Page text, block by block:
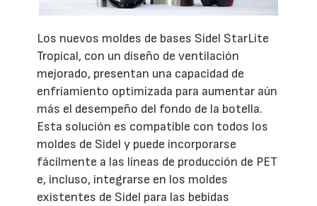
Los nuevos moldes de bases Sidel StarLite
Tropical, con un diseño de ventilación
mejorado, presentan una capacidad de
enfriamiento optimizada para aumentar aún
más el desempeño del fondo de la botella.
Esta solución es compatible con todos los
moldes de Sidel y puede incorporarse
fácilmente a las líneas de producción de PET
e, incluso, integrarse en los moldes
existentes de Sidel para las bebidas